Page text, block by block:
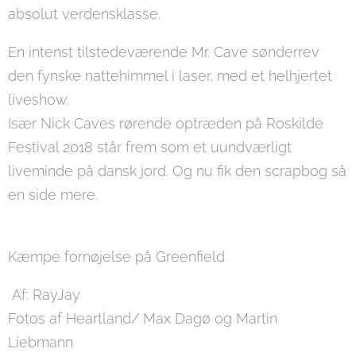
absolut verdensklasse.
En intenst tilstedeværende Mr. Cave sønderrev
den fynske nattehimmel i laser, med et helhjertet
liveshow.
Især Nick Caves rørende optræden på Roskilde
Festival 2018 står frem som et uundværligt
liveminde på dansk jord. Og nu fik den scrapbog så
en side mere.
Kæmpe fornøjelse på Greenfield
Af: RayJay
Fotos af Heartland/ Max Dagø og Martin
Liebmann